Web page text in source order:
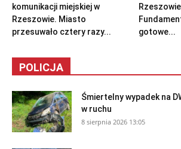
komunikacji miejskiej w
Rzeszowie. Miasto
przesuwało cztery razy...
gotowe...
POLICJA
Śmiertelny wypadek na
w ruchu
8 sierpnia 2026 13:05